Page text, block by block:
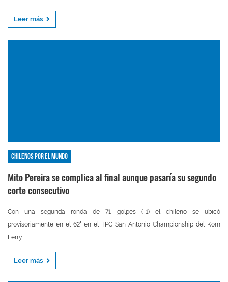
Leer más
Chilenos por el mundo
Mito Pereira se complica al final aunque pasaría su segundo
corte consecutivo
Con una segunda ronda de 71 golpes (-1) el chileno se ubicó
provisoriamente en el 62° en el TPC San Antonio Championship del Korn
Ferry...
Leer más